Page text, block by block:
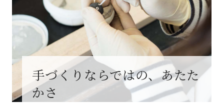
手づくりならではの、あたた
かさ